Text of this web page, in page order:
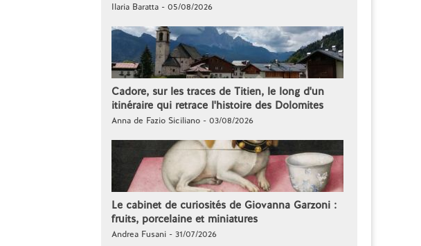
Ilaria Baratta - 05/08/2026
Cadore, sur les traces de Titien, le long d'un
itinéraire qui retrace l'histoire des Dolomites
Anna de Fazio Siciliano - 03/08/2026
Le cabinet de curiosités de Giovanna Garzoni :
fruits, porcelaine et miniatures
Andrea Fusani - 31/07/2026